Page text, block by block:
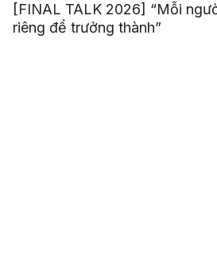
[FINAL TALK 2026] “Mỗi
riêng để trưởng thành”